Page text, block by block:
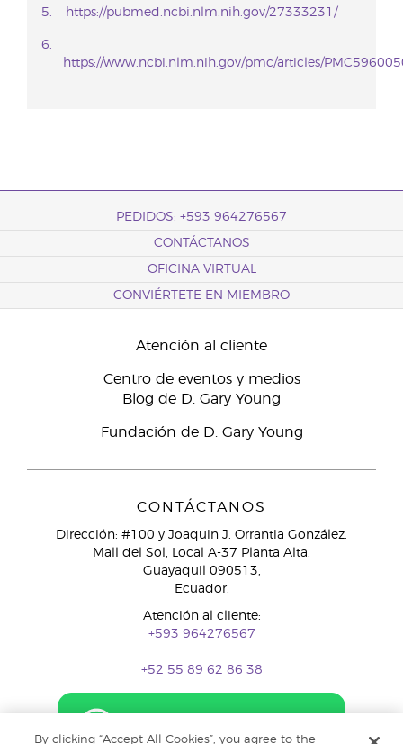
https://pubmed.ncbi.nlm.nih.gov/27333231/
https://www.ncbi.nlm.nih.gov/pmc/articles/
PEDIDOS: +593 964276567
CONTÁCTANOS
OFICINA VIRTUAL
CONVIÉRTETE EN MIEMBRO
Atención al cliente
Centro de eventos y medios
Blog de D. Gary Young
Fundación de D. Gary Young
CONTÁCTANOS
Dirección: #100 y Joaquin J. Orrantia González.
Mall del Sol, Local A-37 Planta Alta.
Guayaquil 090513,
Ecuador.
Atención al cliente:
+593 964276567
+52 55 89 62 86 38
By clicking “Accept All Cookies”, you agree to the